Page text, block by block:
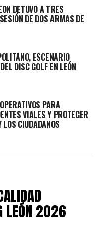
un porcentaje de
asesoría legal,
un mayor número de
León 1, Chapalita,
y la Obrera.
hemos detectado
que requieren una
canaliza al área
brindar el
DETUVO A TRES
DE DOS ARMAS DE
ESCENARIO
DISC GOLF EN LEÓN
PARA
VIALES Y PROTEGER
CIUDADANOS
LEÓN 2026